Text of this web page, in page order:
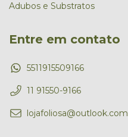
Adubos e Substratos
Entre em contato
5511915509166
11 91550-9166
lojafoliosa@outlook.com